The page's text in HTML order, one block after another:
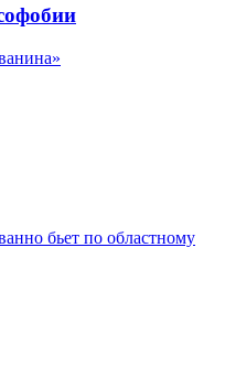
бьет по областному